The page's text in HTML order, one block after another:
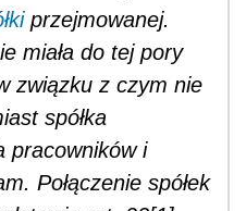
przejmowanej.
miała do tej pory
związku z czym nie
spółka
pracowników i
Połączenie spółek